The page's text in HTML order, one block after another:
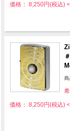
価格： 8,250円(税込)
商
価格： 8,250円(税込)